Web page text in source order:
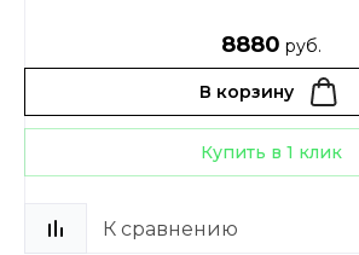
8880 руб.
В корзину
Купить в 1 клик
К сравнению